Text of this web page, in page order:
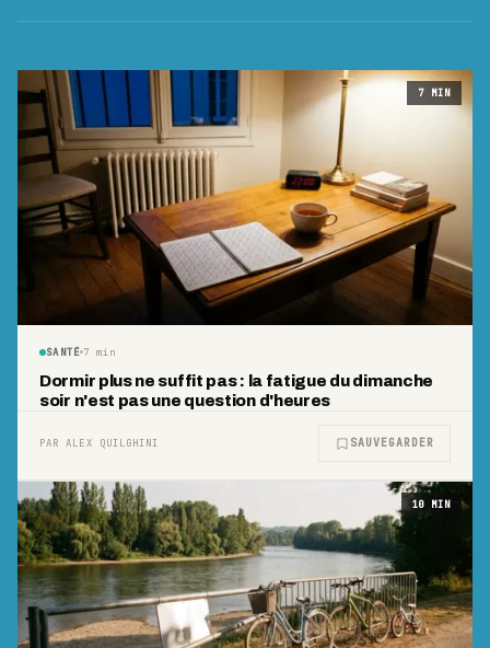
7 MIN
SANTÉ 7 min
Dormir plus ne suffit pas : la fatigue du dimanche
soir n'est pas une question d'heures
PAR ALEX QUILGHINI SAUVEGARDER
10 MIN